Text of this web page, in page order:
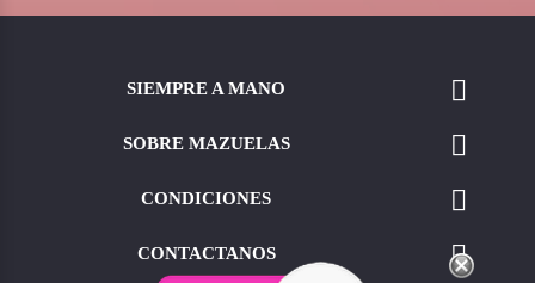
SIEMPRE A MANO 
SOBRE MAZUELAS 
CONDICIONES 
CONTACTANOS 